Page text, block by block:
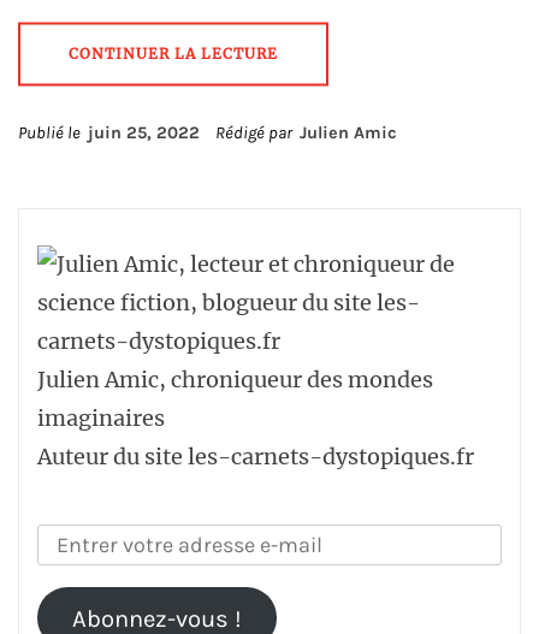
CONTINUER LA LECTURE
Publié le juin 25, 2022 Rédigé par Julien Amic
Julien Amic, chroniqueur des mondes
imaginaires
Auteur du site les-carnets-dystopiques.fr
Abonnez-vous !